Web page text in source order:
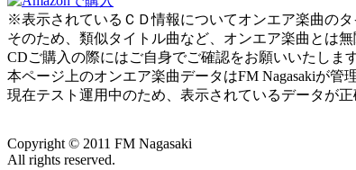
※表示されているＣＤ情報についてオンエア楽曲の
そのため、類似タイトル曲など、オンエア楽曲とは
CDご購入の際にはご自身でご確認をお願いいたします
本ページ上のオンエア楽曲データはFM Nagasakiが管
現在テスト運用中のため、表示されているデータが
Copyright © 2011 FM Nagasaki
All rights reserved.